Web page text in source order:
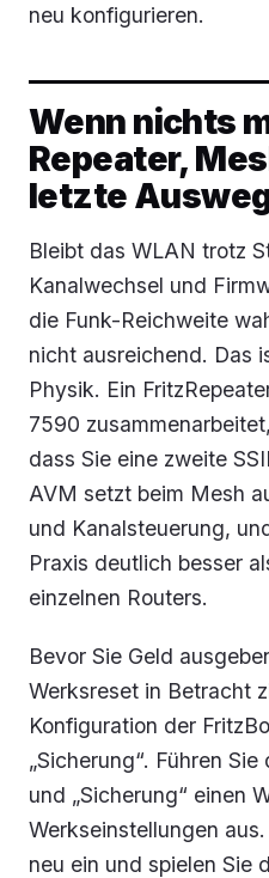
neu konfigurieren.
Wenn nichts
Repeater,
letzte
Bleibt das WLAN trotz
Kanalwechsel und
die Funk-Reichweite
nicht ausreichend. Das
Physik. Ein
7590
dass Sie eine zweite
AVM setzt beim Mesh
und Kanalsteuerung,
Praxis deutlich besser
einzelnen Routers.
Bevor Sie Geld
Werksreset in Betracht
Konfiguration der
„Sicherung“. Führen
und „Sicherung“ einen
Werkseinstellungen
neu ein und spielen Sie